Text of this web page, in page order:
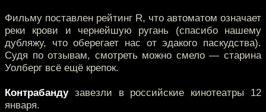
Фильму поставлен рейтинг R, что автоматом означает
реки крови и чернейшую ругань (спасибо нашему
дубляжу, что оберегает нас от эдакого паскудства).
Судя по отзывам, смотреть можно смело — старина
Уолберг всё ещё крепок.
Контрабандузавезли в российские кинотеатры 12
января.